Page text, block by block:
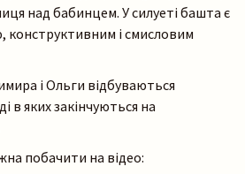
над бабинцем. У силуеті башта є
і смисловим
і Ольги відбуваються
в яких закінчуються на
побачити на відео: